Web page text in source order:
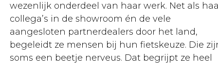
wezenlijk onderdeel van haar werk. Net als
collega’s in de showroom én de vele
aangesloten partnerdealers door het land,
begeleidt ze mensen bij hun fietskeuze. Die
soms een beetje nerveus. Dat begrijpt ze heel